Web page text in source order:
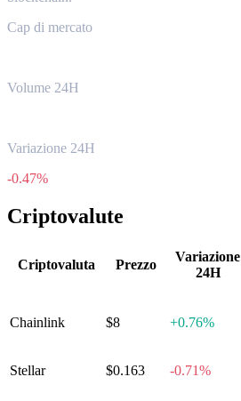
Cap di mercato
Volume 24H
Variazione 24H
-0.47%
Criptovalute
Criptovaluta Prezzo
Variazione
24H
Chainlink $8 +0.76%
Stellar $0.163 -0.71%